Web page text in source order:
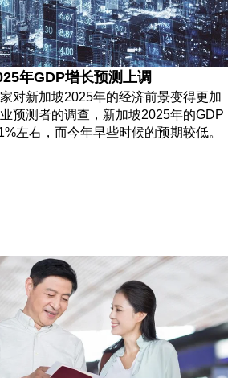
年GDP增长预测上调
对新加坡2025年的经济前景变得更加
预测者的调查，新加坡2025年的GDP
左右，而今年早些时候的预期较低。